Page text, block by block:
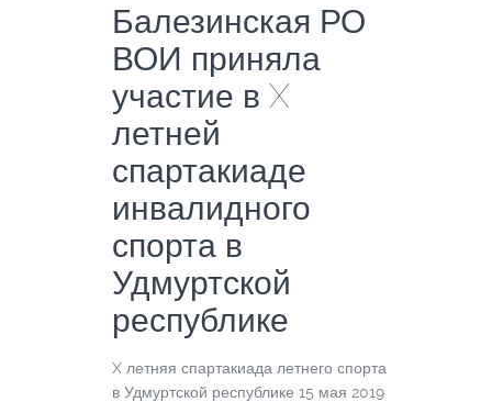
Балезинская РО
ВОИ приняла
участие в X
летней
спартакиаде
инвалидного
спорта в
Удмуртской
республике
X летняя спартакиада летнего спорта
в Удмуртской республике 15 мая 2019